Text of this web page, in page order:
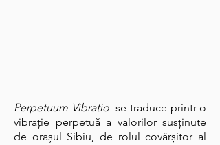
Perpetuum Vibratiose traduce printr-o
vibrație perpetuă a valorilor susținute
de orașul Sibiu, de rolul covârșitor al